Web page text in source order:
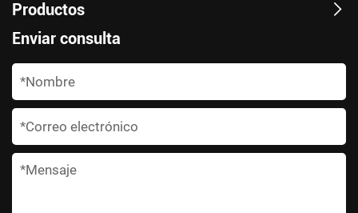
Productos
Enviar consulta
*
*
*